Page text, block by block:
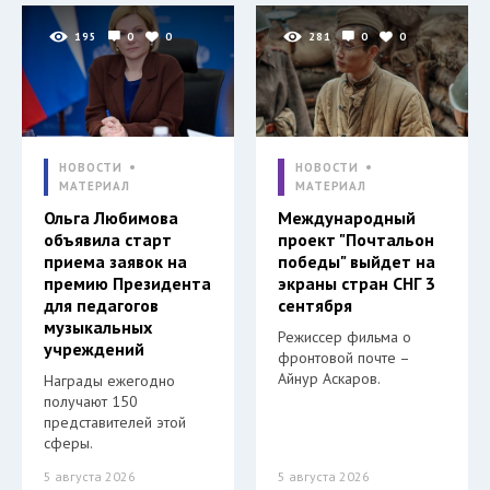
195 0 0
НОВОСТИ
МАТЕРИАЛ
Ольга Любимова
объявила старт
приема заявок на
премию Президента
для педагогов
музыкальных
учреждений
Награды ежегодно
получают 150
представителей этой
сферы.
5 августа 2026
281 0 0
НОВОСТИ
МАТЕРИАЛ
Международный
проект "Почтальон
победы" выйдет на
экраны стран СНГ 3
сентября
Режиссер фильма о
фронтовой почте –
Айнур Аскаров.
5 августа 2026